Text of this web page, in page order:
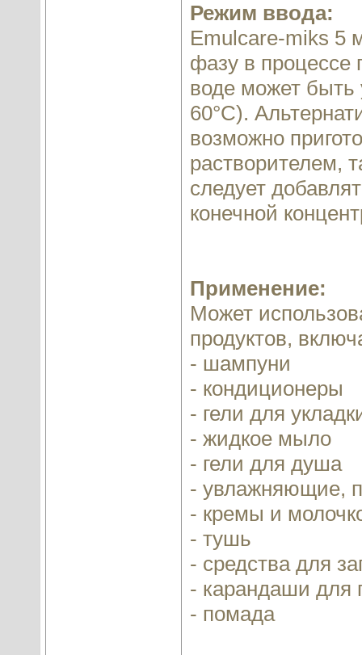
Режим ввода:
Emulcare-miks 5
фазу в процессе
воде может быть
60°С).
возможно
растворителем,
следует
конечной
Применение:
Может
продуктов,
- шампуни
- кондиционеры
- гели для
- жидкое мыло
- гели для душа
- увлажняющие,
- кремы и
- тушь
- средства для
- карандаши для
- помада